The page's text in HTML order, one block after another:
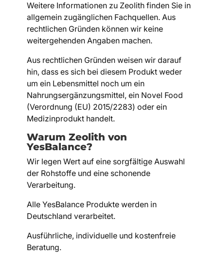
Weitere Informationen zu Zeolith finden Sie in
allgemein zugänglichen Fachquellen. Aus
rechtlichen Gründen können wir keine
weitergehenden Angaben machen.
Aus rechtlichen Gründen weisen wir darauf
hin, dass es sich bei diesem Produkt weder
um ein Lebensmittel noch um ein
Nahrungsergänzungsmittel, ein Novel Food
(Verordnung (EU) 2015/2283) oder ein
Medizinprodukt handelt.
Warum Zeolith von
YesBalance?
Wir legen Wert auf eine sorgfältige Auswahl
der Rohstoffe und eine schonende
Verarbeitung.
Alle YesBalance Produkte werden in
Deutschland verarbeitet.
Ausführliche, individuelle und kostenfreie
Beratung.